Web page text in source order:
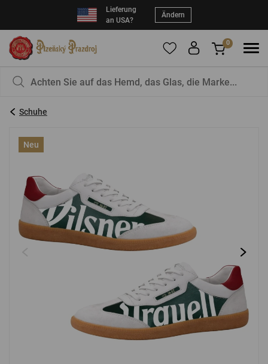
Lieferung
an USA?
Ändern
registrieren Sie sich
Kennwort:
EINLOGGEN
ANMELDUNG ÜBER FACEBOOK
0
Schuhe
Neu